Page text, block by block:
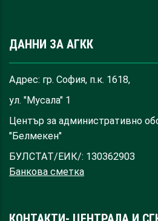
ДАННИ ЗА АГКК
Адрес: гр. София, п.к. 1618,
ул. "Мусала" 1
Център за административно
"Белмекен"
БУЛСТАТ/ЕИК/: 130362903
Банкова сметка